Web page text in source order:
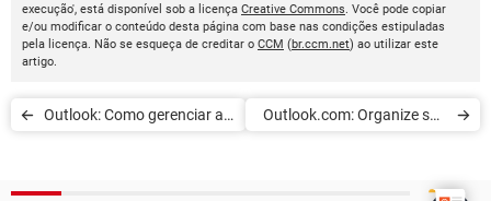
execução', está disponível sob a licença Creative Commons. Você pode copiar
e/ou modificar o conteúdo desta página com base nas condições estipuladas
pela licença. Não se esqueça de creditar o CCM (br.ccm.net) ao utilizar este
artigo.
Outlook: Como gerenciar as
Outlook.com: Organize sua